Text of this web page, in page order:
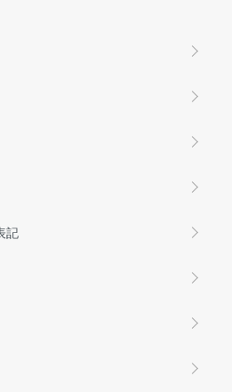
記